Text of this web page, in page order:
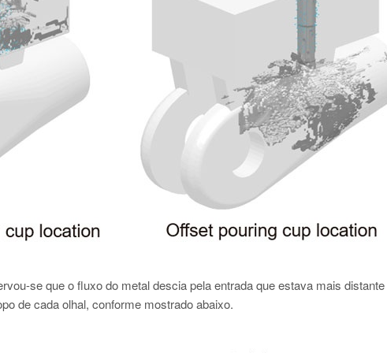
se que o fluxo do metal descia pela entrada que estava mais
de cada olhal, conforme mostrado abaixo.